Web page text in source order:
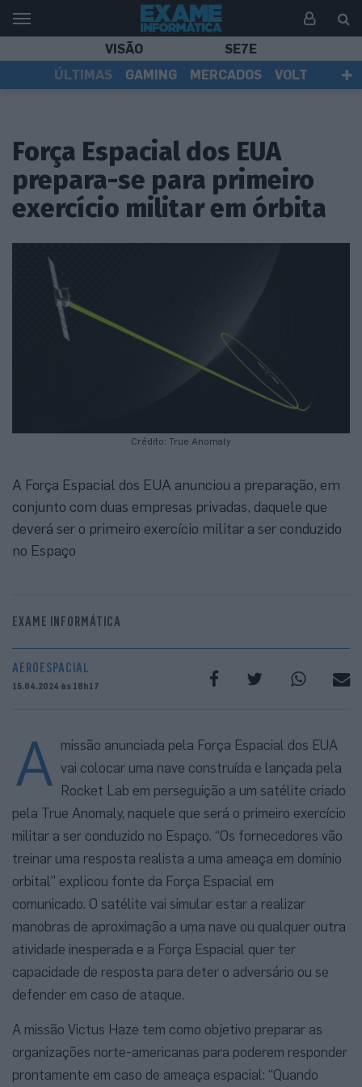
VISÃO
SE7E
ÚLTIMAS
GAMING MERCADOS
VOLT
Força Espacial dos EUA
prepara-se para primeiro
exercício militar em órbita
Crédito: True Anomaly
A Força Espacial dos EUA anunciou a preparação, em
conjunto com duas empresas privadas, daquele que
deverá ser o primeiro exercício militar a ser conduzido
no Espaço
EXAME INFORMÁTICA
AEROESPACIAL
15.04.2024 às 18h17
A missão anunciada pela Força Espacial dos EUA
vai colocar uma nave construída e lançada pela
Rocket Lab em perseguição a um satélite criado
pela True Anomaly, naquele que será o primeiro exercício
militar a ser conduzido no Espaço. “Os fornecedores vão
treinar uma resposta realista a uma ameaça em domínio
orbital” explicou fonte da Força Espacial em
comunicado. O satélite vai simular estar a realizar
manobras de aproximação a uma nave ou qualquer outra
atividade inesperada e a Força Espacial quer ter
capacidade de resposta para deter o adversário ou se
defender em caso de ataque.
A missão Victus Haze tem como objetivo preparar as
organizações norte-americanas para poderem responder
prontamente em caso de ameaça espacial: “Quando